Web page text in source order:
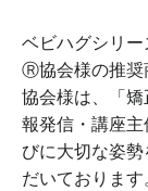
ベビハグシリ
Ⓡ協会様の推奨
協会様は、「
報発信・講座
びに大切な姿
だいておりま